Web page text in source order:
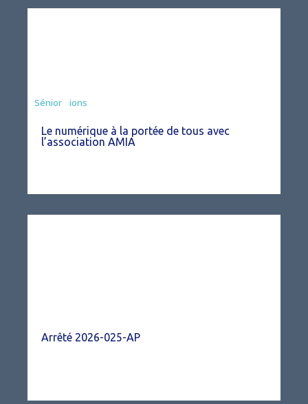
Associations
Sénior
Le numérique à la portée de tous avec
l’association AMIA
Arrêté 2026-025-AP